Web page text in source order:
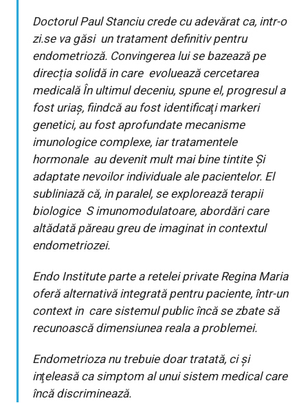
Doctorul Paul Stanciu crede cu adevărat ca, intr-o
zi.se va găsi un tratament definitiv pentru
endometrioză. Convingerea lui se bazează pe
direcția solidă in care evoluează cercetarea
medicală În ultimul deceniu, spune el, progresul a
fost uriaş, fiindcă au fost identificaţi markeri
genetici, au fost aprofundate mecanisme
imunologice complexe, iar tratamentele
hormonale au devenit mult mai bine tintite Şi
adaptate nevoilor individuale ale pacientelor. El
subliniază că, in paralel, se explorează terapii
biologice S imunomodulatoare, abordări care
altădată păreau greu de imaginat in contextul
endometriozei.
Endo Institute parte a retelei private Regina Maria
oferă alternativă integrată pentru paciente, într-un
context in care sistemul public încă se zbate să
recunoască dimensiunea reala a problemei.
Endometrioza nu trebuie doar tratată, ci și
inţeleasă ca simptom al unui sistem medical care
încă discriminează.